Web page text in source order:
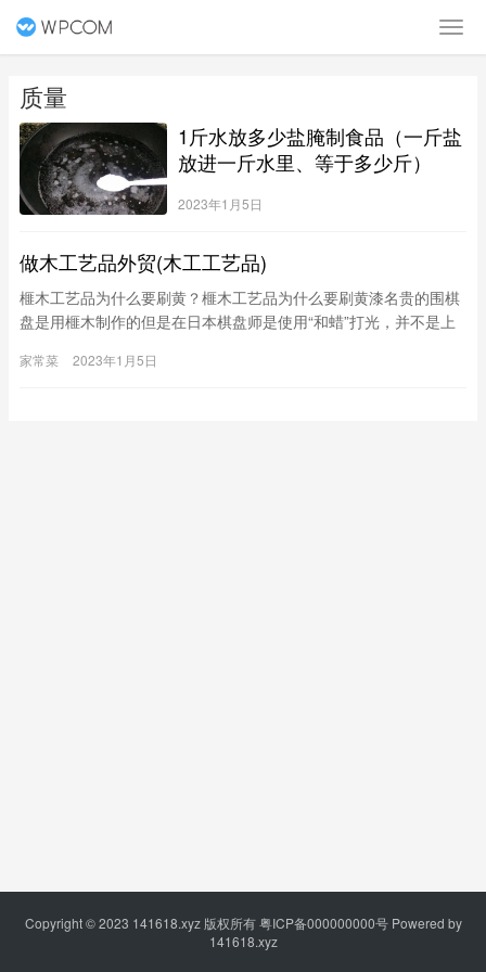
质量
1斤水放多少盐腌制食品（一斤盐
放进一斤水里、等于多少斤）
2023年1月5日
做木工艺品外贸(木工工艺品)
榧木工艺品为什么要刷黄？榧木工艺品为什么要刷黄漆名贵的围棋
盘是用榧木制作的但是在日本棋盘师是使用“和蜡”打光，并不是上
色，与其色泽相近的缘故吧，我不是很了解，希望
家常菜 2023年1月5日
Copyright © 2023 141618.xyz版权所有粤ICP备000000000号Powered by
141618.xyz